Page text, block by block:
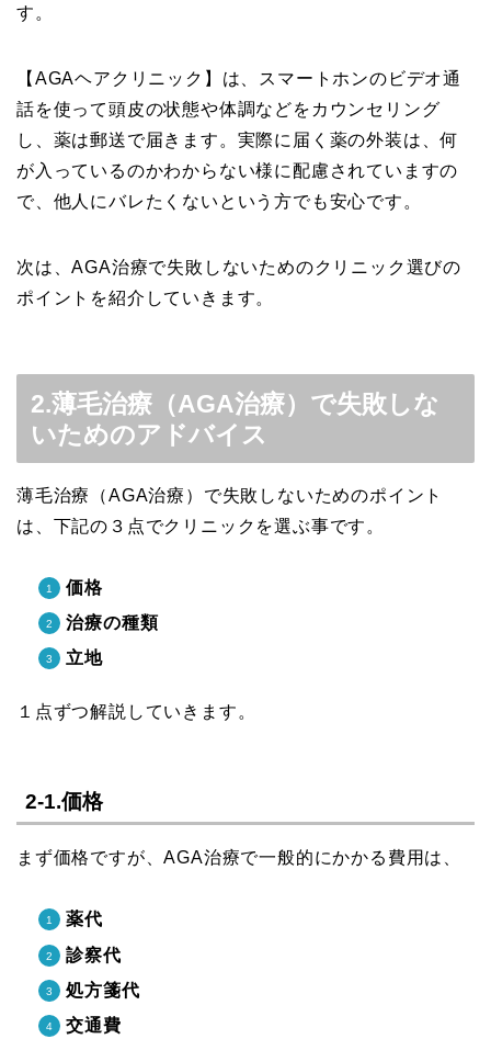
す。
【AGAヘアクリニック】は、スマートホンのビデオ通
話を使って頭皮の状態や体調などをカウンセリング
し、薬は郵送で届きます。実際に届く薬の外装は、何
が入っているのかわからない様に配慮されていますの
で、他人にバレたくないという方でも安心です。
次は、AGA治療で失敗しないためのクリニック選びの
ポイントを紹介していきます。
2.薄毛治療（AGA治療）で失敗しな
いためのアドバイス
薄毛治療（AGA治療）で失敗しないためのポイント
は、下記の３点でクリニックを選ぶ事です。
価格
治療の種類
立地
１点ずつ解説していきます。
2-1.価格
まず価格ですが、AGA治療で一般的にかかる費用は、
薬代
診察代
処方箋代
交通費